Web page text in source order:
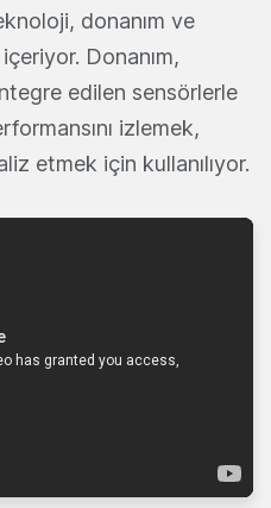
donanım ve
Donanım,
edilen sensörlerle
izlemek,
etmek için kullanılıyor.